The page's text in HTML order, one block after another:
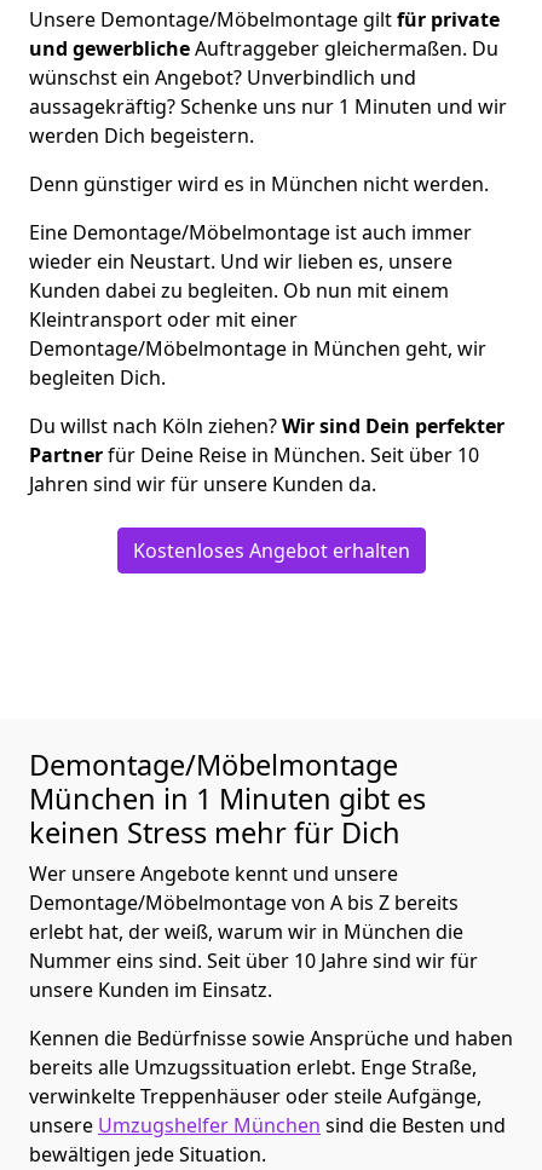
Unsere Demontage/Möbelmontage giltfür private
und gewerblicheAuftraggeber gleichermaßen. Du
wünschst ein Angebot? Unverbindlich und
aussagekräftig? Schenke uns nur 1 Minuten und wir
werden Dich begeistern.
Denn günstiger wird es in München nicht werden.
Eine Demontage/Möbelmontage ist auch immer
wieder ein Neustart. Und wir lieben es, unsere
Kunden dabei zu begleiten. Ob nun mit einem
Kleintransport oder mit einer
Demontage/Möbelmontage in München geht, wir
begleiten Dich.
Du willst nach Köln ziehen?Wir sind Dein perfekter
Partnerfür Deine Reise in München. Seit über 10
Jahren sind wir für unsere Kunden da.
Kostenloses Angebot erhalten
Demontage/Möbelmontage
München in 1 Minuten gibt es
keinen Stress mehr für Dich
Wer unsere Angebote kennt und unsere
Demontage/Möbelmontage von A bis Z bereits
erlebt hat, der weiß, warum wir in München die
Nummer eins sind. Seit über 10 Jahre sind wir für
unsere Kunden im Einsatz.
Kennen die Bedürfnisse sowie Ansprüche und haben
bereits alle Umzugssituation erlebt. Enge Straße,
verwinkelte Treppenhäuser oder steile Aufgänge,
unsere Umzugshelfer München sind die Besten und
bewältigen jede Situation.